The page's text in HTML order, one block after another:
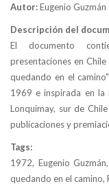
Autor:Eugenio Guzmán
Descripción del
El documento
presentaciones en
quedando en el
1969 e inspirada en la
Lonquimay, sur de
publicaciones y
Tags:
1972, Eugenio
quedando en el camino,